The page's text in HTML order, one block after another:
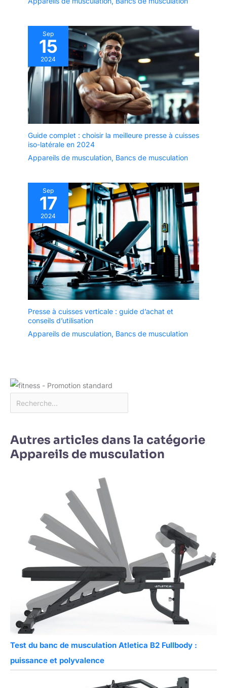
Sep
15
2024
Guide complet : choisir la meilleure presse à cuisses
iso-latérale en 2024
Appareils de musculation, Bancs de musculation
Sep
17
2024
Presse à cuisses verticale : guide d’achat et
conseils d’utilisation
Appareils de musculation, Bancs de musculation
Autres articles dans la catégorie
Appareils de musculation
Test du banc de musculation Atletica B2 Fullbody :
puissance et polyvalence